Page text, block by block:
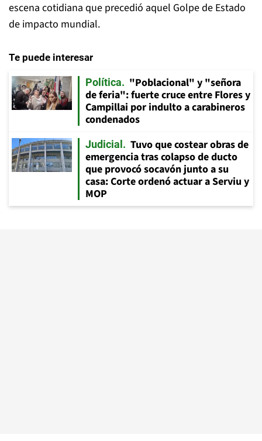
escena cotidiana que precedió aquel Golpe de Estado
de impacto mundial.
Te puede interesar
Política
"Poblacional" y "señora
de feria": fuerte cruce entre Flores y
Campillai por indulto a carabineros
condenados
Judicial
Tuvo que costear obras de
emergencia tras colapso de ducto
que provocó socavón junto a su
casa: Corte ordenó actuar a Serviu y
MOP